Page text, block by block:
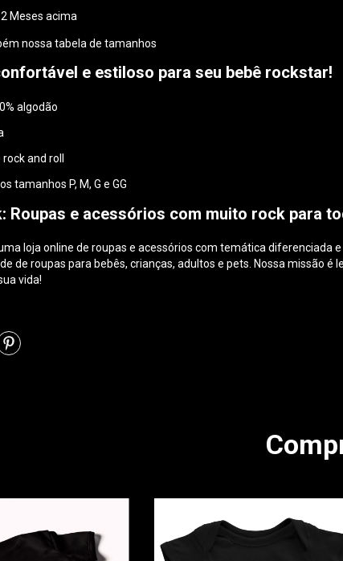
Meses acima
nossa tabela de tamanhos
e estiloso para seu bebê rockstar!
algodão
and roll
tamanhos P, M, G e GG
Roupas e acessórios com muito rock para
loja online de roupas e acessórios com temática diferenciada
de roupas para bebês, crianças, adultos e pets. Nossa missão é
vida!